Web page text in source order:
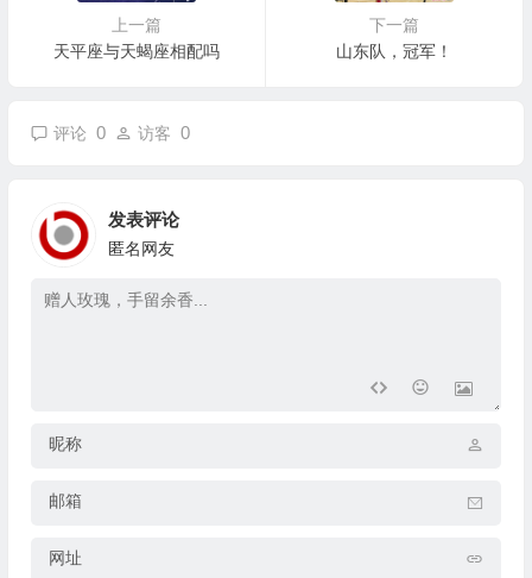
上一篇
天平座与天蝎座相配吗
下一篇
山东队，冠军！
评论 0 访客 0
发表评论
匿名网友
昵称
邮箱
网址